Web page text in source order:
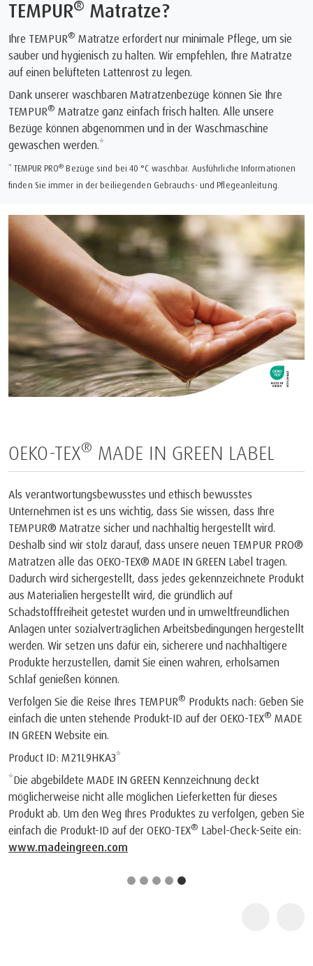
TEMPUR® Matratze?
Ihre TEMPUR® Matratze erfordert nur minimale Pflege, um sie
sauber und hygienisch zu halten. Wir empfehlen, Ihre Matratze
auf einen belüfteten Lattenrost zu legen.
Dank unserer waschbaren Matratzenbezüge können Sie Ihre
TEMPUR® Matratze ganz einfach frisch halten. Alle unsere
Bezüge können abgenommen und in der Waschmaschine
gewaschen werden.*
* TEMPUR PRO® Bezüge sind bei 40 °C waschbar. Ausführliche Informationen
finden Sie immer in der beiliegenden Gebrauchs- und Pflegeanleitung.
OEKO-TEX® MADE IN GREEN LABEL
Als verantwortungsbewusstes und ethisch bewusstes
Unternehmen ist es uns wichtig, dass Sie wissen, dass Ihre
TEMPUR® Matratze sicher und nachhaltig hergestellt wird.
Deshalb sind wir stolz darauf, dass unsere neuen TEMPUR PRO®
Matratzen alle das OEKO-TEX® MADE IN GREEN Label tragen.
Dadurch wird sichergestellt, dass jedes gekennzeichnete Produkt
aus Materialien hergestellt wird, die gründlich auf
Schadstofffreiheit getestet wurden und in umweltfreundlichen
Anlagen unter sozialverträglichen Arbeitsbedingungen hergestellt
werden. Wir setzen uns dafür ein, sicherere und nachhaltigere
Produkte herzustellen, damit Sie einen wahren, erholsamen
Schlaf genießen können.
Verfolgen Sie die Reise Ihres TEMPUR® Produkts nach: Geben Sie
einfach die unten stehende Produkt-ID auf der OEKO-TEX® MADE
IN GREEN Website ein.
Product ID: M21L9HKA3*
*Die abgebildete MADE IN GREEN Kennzeichnung deckt
möglicherweise nicht alle möglichen Lieferketten für dieses
Produkt ab. Um den Weg Ihres Produktes zu verfolgen, geben Sie
einfach die Produkt-ID auf der OEKO-TEX® Label-Check-Seite ein:
www.madeingreen.com